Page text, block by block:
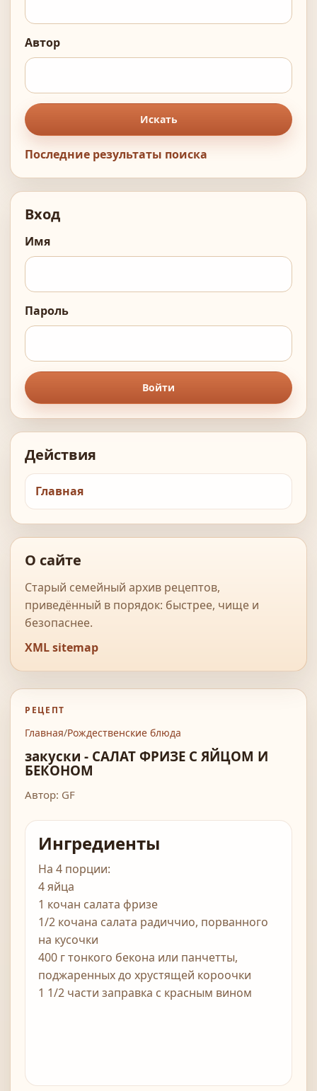
Автор
Искать
Последние результаты поиска
Вход
Имя
Пароль
Войти
Действия
Главная
О сайте
Старый семейный архив рецептов,
приведённый в порядок: быстрее, чище и
безопаснее.
XML sitemap
РЕЦЕПТ
Главная/Рождественские блюда
закуски - САЛАТ ФРИЗЕ С ЯЙЦОМ И
БЕКОНОМ
Автор: GF
Ингредиенты
На 4 порции:
4 яйца
1 кочан салата фризе
1/2 кочана салата радиччио, порванного
на кусочки
400 г тонкого бекона или панчетты,
поджаренных до хрустящей короочки
1 1/2 части заправка с красным вином